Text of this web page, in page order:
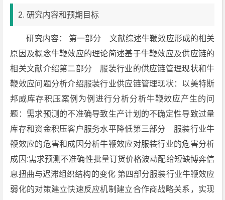
2. 研究内容和预期目标
研究内容： 第一部分 文献综述牛鞭效应形成的相关
原因及概念牛鞭效应的理论简述基于牛鞭效应及供应链的
相关文献介绍第二部分 服装行业的供应链管理现状和牛
鞭效应问题分析介绍服装行业供应链管理现状：以美特斯
邦威库存积压案例为例进行分析分析牛鞭效应产生的问
题：需求预测的不准确导致生产计划的不确定性导致过量
库存和资金积压客户服务水平降低第三部分 服装行业牛
鞭效应的危害和成因分析牛鞭效应对服装行业的危害分析
成因:需求预测不准确性批量订货价格波动配给短缺博弈信
息扭曲与迟滞组织结构的变化 第四部分服装行业牛鞭效应
弱化的对策建立快速反应机制建立合作商战略关系，实现